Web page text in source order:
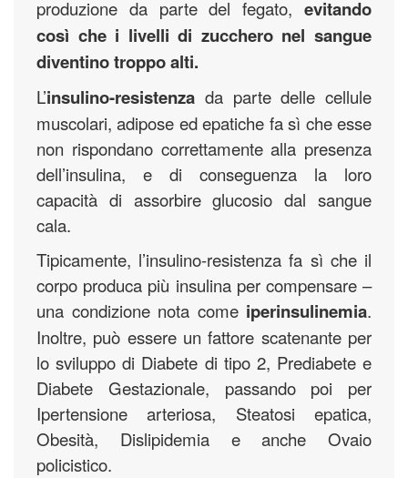
produzione da parte del fegato, evitando
così che i livelli di zucchero nel sangue
diventino troppo alti.
L’insulino-resistenza da parte delle cellule
muscolari, adipose ed epatiche fa sì che esse
non rispondano correttamente alla presenza
dell’insulina, e di conseguenza la loro
capacità di assorbire glucosio dal sangue
cala.
Tipicamente, l’insulino-resistenza fa sì che il
corpo produca più insulina per compensare –
una condizione nota come iperinsulinemia.
Inoltre, può essere un fattore scatenante per
lo sviluppo di Diabete di tipo 2, Prediabete e
Diabete Gestazionale, passando poi per
Ipertensione arteriosa, Steatosi epatica,
Obesità, Dislipidemia e anche Ovaio
policistico.